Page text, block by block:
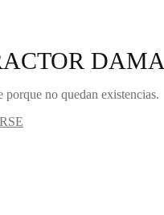
DAMA
no quedan existencias.